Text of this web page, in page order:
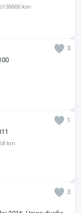
130000 km
3
1
8 km
3